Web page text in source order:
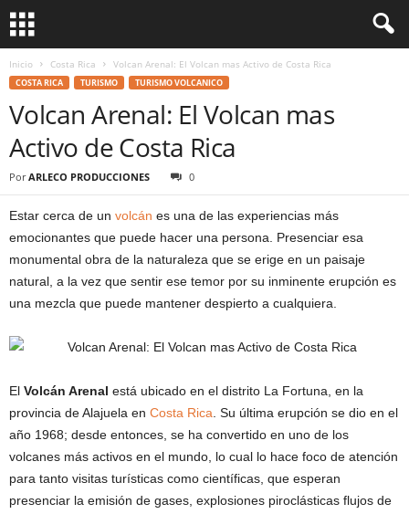
Inicio Costa Rica Volcan Arenal: El Volcan mas Activo de Costa Rica
COSTA RICA TURISMO TURISMO VOLCANICO
Volcan Arenal: El Volcan mas
Activo de Costa Rica
Por ARLECO PRODUCCIONES 0
Estar cerca de un volcán es una de las experiencias más
emocionantes que puede hacer una persona. Presenciar esa
monumental obra de la naturaleza que se erige en un paisaje
natural, a la vez que sentir ese temor por su inminente erupción es
una mezcla que puede mantener despierto a cualquiera.
El Volcán Arenal está ubicado en el distrito La Fortuna, en la
provincia de Alajuela en Costa Rica . Su última erupción se dio en el
año 1968; desde entonces, se ha convertido en uno de los
volcanes más activos en el mundo, lo cual lo hace foco de atención
para tanto visitas turísticas como científicas, que esperan
presenciar la emisión de gases, explosiones piroclásticas flujos de